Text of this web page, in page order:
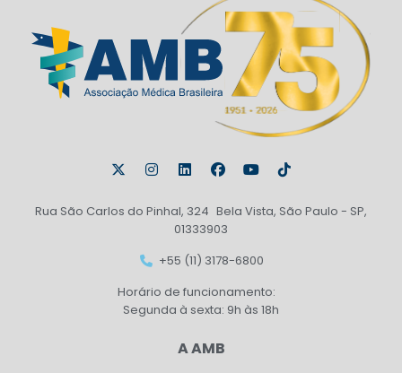
Rua São Carlos do Pinhal, 324 Bela Vista, São Paulo - SP,
01333903
+55 (11) 3178-6800
Horário de funcionamento:
Segunda à sexta: 9h às 18h
A AMB